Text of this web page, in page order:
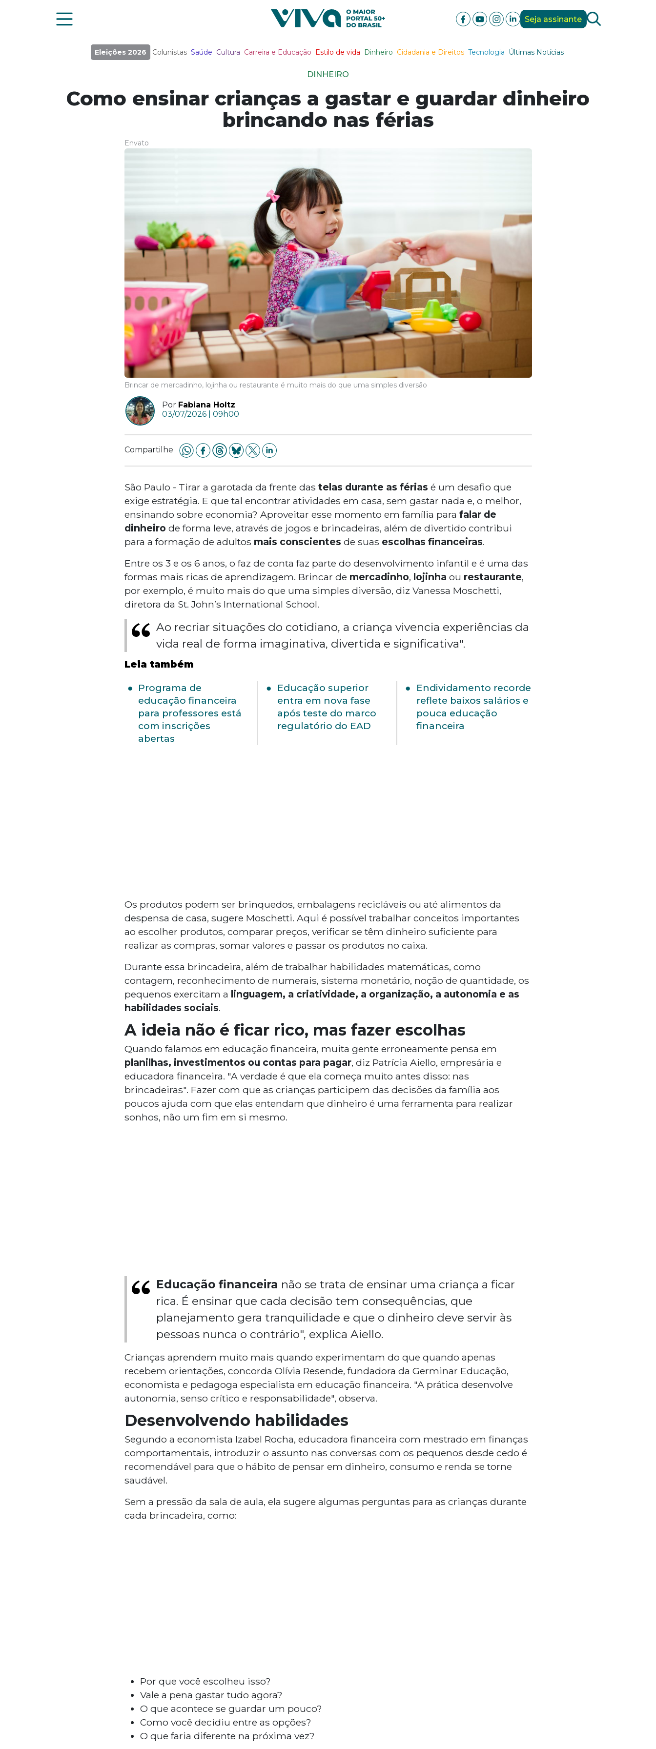
Seja assinante
Eleições 2026 Colunistas Saúde Cultura Carreira e Educação Estilo de vida Dinheiro Cidadania e Direitos Tecnologia Últimas Notícias
DINHEIRO
Como ensinar crianças a gastar e guardar dinheiro
brincando nas férias
Envato
Brincar de mercadinho, lojinha ou restaurante é muito mais do que uma simples diversão
Por Fabiana Holtz
03/07/2026 | 09h00
Compartilhe
São Paulo - Tirar a garotada da frente das telas durante as férias é um desafio que
exige estratégia. E que tal encontrar atividades em casa, sem gastar nada e, o melhor,
ensinando sobre economia? Aproveitar esse momento em família para falar de
dinheiro de forma leve, através de jogos e brincadeiras, além de divertido contribui
para a formação de adultos mais conscientes de suas escolhas financeiras.
Entre os 3 e os 6 anos, o faz de conta faz parte do desenvolvimento infantil e é uma das
formas mais ricas de aprendizagem. Brincar de mercadinho, lojinha ou restaurante,
por exemplo, é muito mais do que uma simples diversão, diz Vanessa Moschetti,
diretora da St. John’s International School.
Ao recriar situações do cotidiano, a criança vivencia experiências da
vida real de forma imaginativa, divertida e significativa".
Leia também
Programa de
educação financeira
para professores está
com inscrições
abertas
Educação superior
entra em nova fase
após teste do marco
regulatório do EAD
Endividamento recorde
reflete baixos salários e
pouca educação
financeira
Os produtos podem ser brinquedos, embalagens recicláveis ou até alimentos da
despensa de casa, sugere Moschetti. Aqui é possível trabalhar conceitos importantes
ao escolher produtos, comparar preços, verificar se têm dinheiro suficiente para
realizar as compras, somar valores e passar os produtos no caixa.
Durante essa brincadeira, além de trabalhar habilidades matemáticas, como
contagem, reconhecimento de numerais, sistema monetário, noção de quantidade, os
pequenos exercitam a linguagem, a criatividade, a organização, a autonomia e as
habilidades sociais.
A ideia não é ficar rico, mas fazer escolhas
Quando falamos em educação financeira, muita gente erroneamente pensa em
planilhas, investimentos ou contas para pagar, diz Patrícia Aiello, empresária e
educadora financeira. "A verdade é que ela começa muito antes disso: nas
brincadeiras". Fazer com que as crianças participem das decisões da família aos
poucos ajuda com que elas entendam que dinheiro é uma ferramenta para realizar
sonhos, não um fim em si mesmo.
Educação financeira não se trata de ensinar uma criança a ficar
rica. É ensinar que cada decisão tem consequências, que
planejamento gera tranquilidade e que o dinheiro deve servir às
pessoas nunca o contrário", explica Aiello.
Crianças aprendem muito mais quando experimentam do que quando apenas
recebem orientações, concorda Olívia Resende, fundadora da Germinar Educação,
economista e pedagoga especialista em educação financeira. "A prática desenvolve
autonomia, senso crítico e responsabilidade", observa.
Desenvolvendo habilidades
Segundo a economista Izabel Rocha, educadora financeira com mestrado em finanças
comportamentais, introduzir o assunto nas conversas com os pequenos desde cedo é
recomendável para que o hábito de pensar em dinheiro, consumo e renda se torne
saudável.
Sem a pressão da sala de aula, ela sugere algumas perguntas para as crianças durante
cada brincadeira, como:
Por que você escolheu isso?
Vale a pena gastar tudo agora?
O que acontece se guardar um pouco?
Como você decidiu entre as opções?
O que faria diferente na próxima vez?